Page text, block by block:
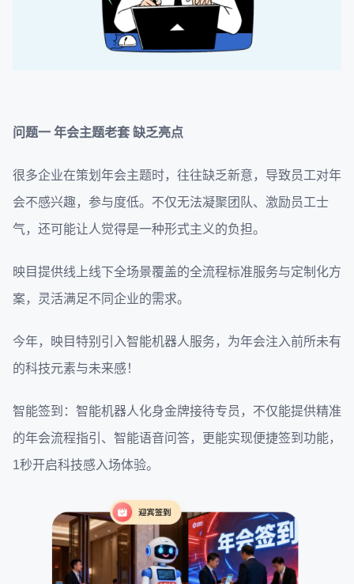
问题一 年会主题老套 缺乏亮点
很多企业在策划年会主题时，往往缺乏新意，导致员工对年
会不感兴趣，参与度低。不仅无法凝聚团队、激励员工士
气，还可能让人觉得是一种形式主义的负担。
映目提供线上线下全场景覆盖的全流程标准服务与定制化方
案，灵活满足不同企业的需求。
今年，映目特别引入智能机器人服务，为年会注入前所未有
的科技元素与未来感！
智能签到：智能机器人化身金牌接待专员，不仅能提供精准
的年会流程指引、智能语音问答，更能实现便捷签到功能，
1秒开启科技感入场体验。